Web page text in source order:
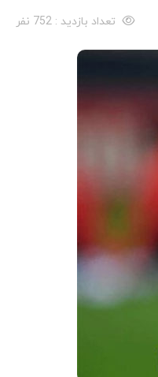
تعداد بازدید : 752 نفر